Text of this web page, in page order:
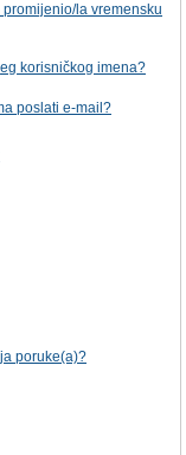
la vremensku
korisničkog imena?
poslati e-mail?
poruke(a)?